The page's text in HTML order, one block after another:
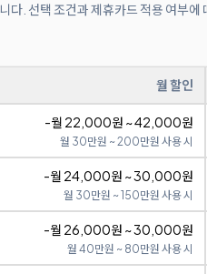
. 선택 조건과 제휴카드 적용 여부에
월 할인
-월 22,000원 ~ 42,000원
월 30만원 ~ 200만원 사용 시
-월 24,000원 ~ 30,000원
월 30만원 ~ 150만원 사용 시
-월 26,000원 ~ 30,000원
월 40만원 ~ 80만원 사용 시